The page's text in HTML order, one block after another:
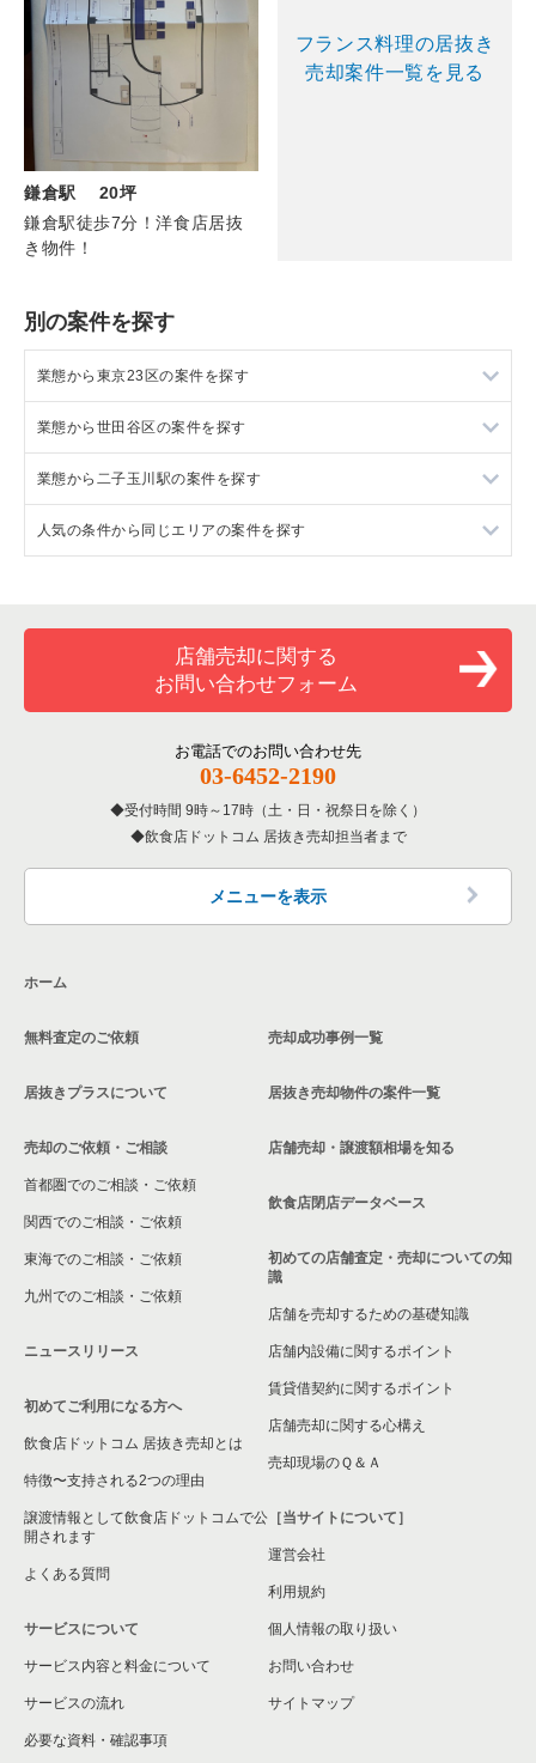
鎌倉駅 20坪
鎌倉駅徒歩7分！洋食店居抜
き物件！
フランス料理の居抜き
売却案件一覧を見る
別の案件を探す
業態から東京23区の案件を探す
東京23区のラーメンの居抜き売却物件の案件一覧
東京23区のフランス料理の居抜き売却物件の案件一覧
東京23区のイタリア料理の居抜き売却物件の案件一覧
東京23区のそば・うどんの居抜き売却物件の案件一覧
東京23区の寿司の居抜き売却物件の案件一覧
東京23区の鉄板焼き・お好み焼の居抜き売却物件の案件一覧
東京23区のアジア料理の居抜き売却物件の案件一覧
東京23区のカフェの居抜き売却物件の案件一覧
東京23区のお弁当・惣菜・デリの居抜き売却物件の案件一覧
東京23区のカラオケ・パブ・スナックの居抜き売却物件の案件
覧
東京23区の和食の居抜き売却物件の案件一覧
東京23区の洋食の居抜き売却物件の案件一覧
東京23区のその他の居抜き売却物件の案件一覧
業態から世田谷区の案件を探す
世田谷区のラーメンの居抜き売却物件の案件一覧
世田谷区のフランス料理の居抜き売却物件の案件一覧
世田谷区の中華の居抜き売却物件の案件一覧
世田谷区のそば・うどんの居抜き売却物件の案件一覧
世田谷区の鉄板焼き・お好み焼の居抜き売却物件の案件一覧
世田谷区のアジア料理の居抜き売却物件の案件一覧
世田谷区のカフェの居抜き売却物件の案件一覧
世田谷区のお弁当・惣菜・デリの居抜き売却物件の案件一覧
世田谷区のカラオケ・パブ・スナックの居抜き売却物件の案件
覧
世田谷区の洋食の居抜き売却物件の案件一覧
世田谷区のその他の居抜き売却物件の案件一覧
業態から二子玉川駅の案件を探す
二子玉川駅のフランス料理の居抜き売却物件の案件一覧
二子玉川駅のカフェの居抜き売却物件の案件一覧
二子玉川駅のテイクアウトの居抜き売却物件の案件一覧
二子玉川駅の居酒屋・ダイニングバーの居抜き売却物件の案件
人気の条件から同じエリアの案件を探す
世田谷区の1階の飲食店の居抜き売却物件の案件一覧
二子玉川駅の1階の飲食店の居抜き売却物件の案件一覧
東京23区の20坪以下の飲食店の居抜き売却物件の案件一覧
世田谷区の20坪以下の飲食店の居抜き売却物件の案件一覧
二子玉川駅の20坪以下の飲食店の居抜き売却物件の案件一覧
店舗売却に関する
お問い合わせフォーム
お電話でのお問い合わせ先
03-6452-2190
受付時間 9時～17時（土・日・祝祭日を除く）
飲食店ドットコム 居抜き売却担当者まで
メニューを表示
ホーム
無料査定のご依頼
居抜きプラスについて
売却のご依頼・ご相談
首都圏でのご相談・ご依頼
関西でのご相談・ご依頼
東海でのご相談・ご依頼
九州でのご相談・ご依頼
ニュースリリース
初めてご利用になる方へ
飲食店ドットコム 居抜き売却とは
特徴〜支持される2つの理由
譲渡情報として飲食店ドットコムで公
開されます
よくある質問
サービスについて
サービス内容と料金について
サービスの流れ
必要な資料・確認事項
売却成功事例一覧
居抜き売却物件の案件一覧
店舗売却・譲渡額相場を知る
飲食店閉店データベース
初めての店舗査定・売却についての知
識
店舗を売却するための基礎知識
店舗内設備に関するポイント
賃貸借契約に関するポイント
店舗売却に関する心構え
売却現場のＱ＆Ａ
［当サイトについて］
運営会社
利用規約
個人情報の取り扱い
お問い合わせ
サイトマップ